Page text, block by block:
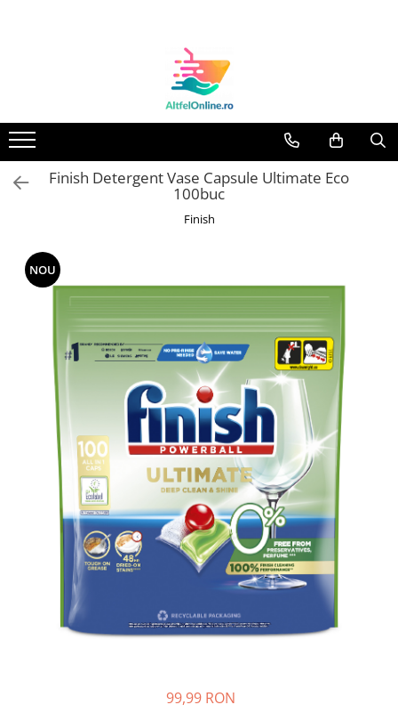
Produse Cosmetice Premium
Reducere 20% la achizitionarea a
minimum 3 produse identice
Oferte
Balsam Rufe
Perle Parfumate
Servetele parfumate rufe
Capsule si Tablete pentru Masina
de Spalat Vase
Detergent Rufe
Detergent Capsule
Detergent Pudra Automat
Detergent Lichid
Detergent Pudra Manual
Detergent Lichid Gel
Inalbitor Rufe
Intretinere Masina de Spalat Rufe
Servetele Captare Culori
Solutie Pete
Detergent Vase
Finish Detergent Vase Capsule Ultimate Eco
100buc
Finish
NOU
99,99 RON